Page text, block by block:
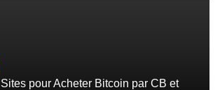
pour Acheter Bitcoin par CB et